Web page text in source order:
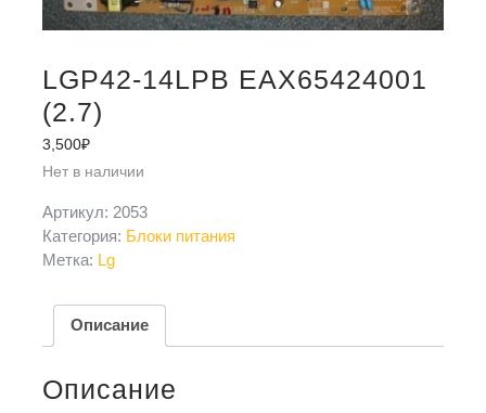
LGP42-14LPB EAX65424001
(2.7)
3,500₽
Нет в наличии
Артикул: 2053
Категория: Блоки питания
Метка: Lg
Описание
Описание